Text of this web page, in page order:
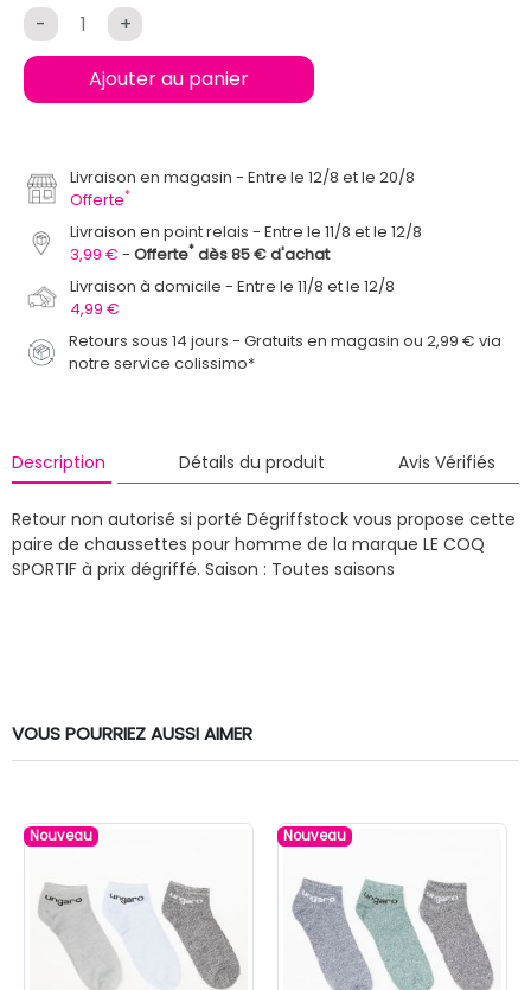
- +
Ajouter au panier
Livraison en magasin
Entre le 12/8 et le 20/8
Offerte*
Livraison en point relais
Entre le 11/8 et le 12/8
3,99 €
Offerte* dès 85 € d'achat
Livraison à domicile
Entre le 11/8 et le 12/8
4,99 €
Retours sous 14 jours - Gratuits en magasin ou 2,99 € via
notre service colissimo*
Description Détails du produit Avis Vérifiés
Retour non autorisé si porté Dégriffstock vous propose cette
paire de chaussettes pour homme de la marque LE COQ
SPORTIF à prix dégriffé. Saison : Toutes saisons
VOUS POURRIEZ AUSSI AIMER
Nouveau Nouveau